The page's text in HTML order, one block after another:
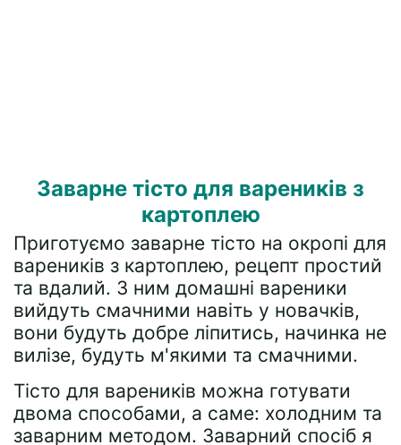
Заварне тісто для вареників з
картоплею
Приготуємо заварне тісто на окропі для
вареників з картоплею, рецепт простий
та вдалий. З ним домашні вареники
вийдуть смачними навіть у новачків,
вони будуть добре ліпитись, начинка не
вилізе, будуть м'якими та смачними.
Тісто для вареників можна готувати
двома способами, а саме: холодним та
заварним методом. Заварний спосіб я